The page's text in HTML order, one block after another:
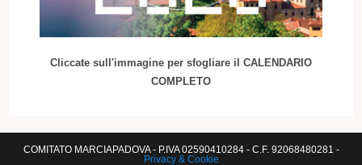
Cliccate sull'immagine per sfogliare il CALENDARIO
COMPLETO
COMITATO MARCIAPADOVA - P.IVA 02590410284 - C.F. 92068480281 -
Privacy & Cookie